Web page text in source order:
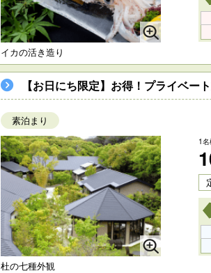
イカの活き造り
【お日にち限定】お得！プライベー
素泊まり
杜の七種外観
1